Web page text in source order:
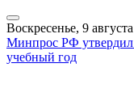
Воскресенье, 9
Минпрос РФ утвердил
учебный год